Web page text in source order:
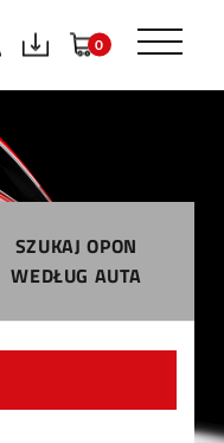
0
SZUKAJ OPON
WEDŁUG AUTA